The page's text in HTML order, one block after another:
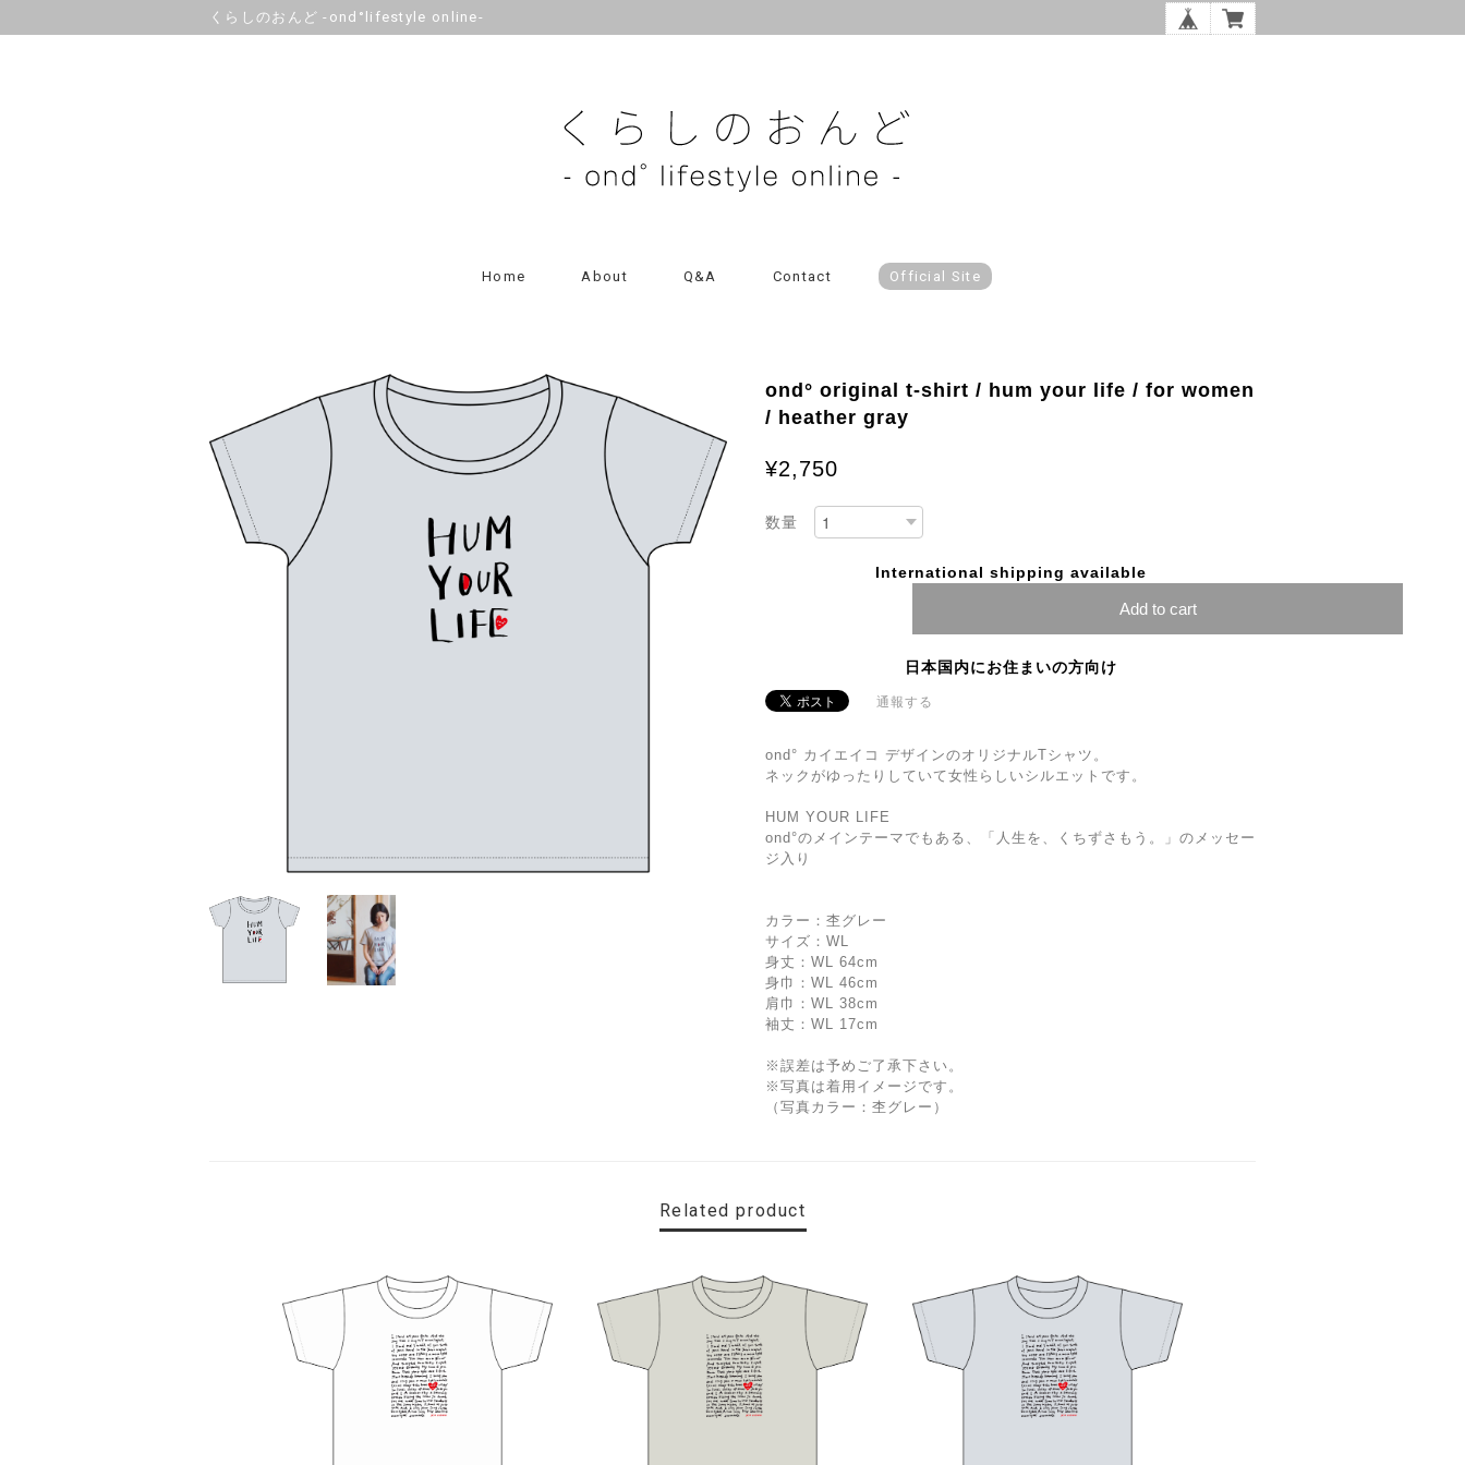
くらしのおんど -ond°lifestyle online-
Home About Q&A Contact Official Site
ond° original t-shirt / hum your life / for women
/ heather gray
¥2,750
数量
International shipping available
Add to cart
日本国内にお住まいの方向け
通報する
ond° カイエイコ デザインのオリジナルTシャツ。
ネックがゆったりしていて女性らしいシルエットです。
HUM YOUR LIFE
ond°のメインテーマでもある、「人生を、くちずさもう。」のメッセー
ジ入り
カラー：杢グレー
サイズ：WL
身丈：WL 64cm
身巾：WL 46cm
肩巾：WL 38cm
袖丈：WL 17cm
※誤差は予めご了承下さい。
※写真は着用イメージです。
（写真カラー：杢グレー）
Related product